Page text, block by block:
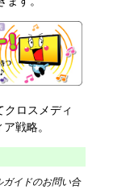
ガイドのお問い合